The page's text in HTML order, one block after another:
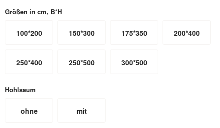
Größen in cm, B*H
100*200 150*300 175*350 200*400
250*400 250*500 300*500
Hohlsaum
ohne
mit